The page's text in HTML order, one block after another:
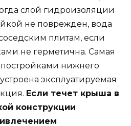
слой гидроизоляции
не поврежден, вода
плитам, если
не герметична. Самая
нижнего
эксплуатируемая
Если течет крыша в
конструкции